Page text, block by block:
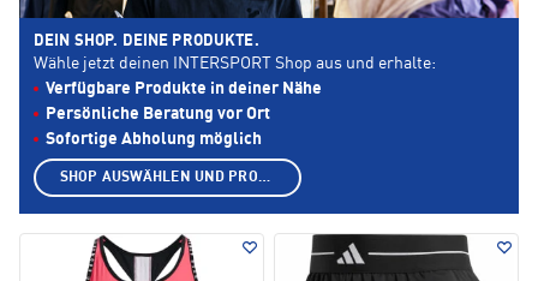
DEIN SHOP. DEINE PRODUKTE.
Wähle jetzt deinen INTERSPORT Shop aus und erhalte:
Verfügbare Produkte in deiner Nähe
Persönliche Beratung vor Ort
Sofortige Abholung möglich
SHOP AUSWÄHLEN UND PRODUKTE ANZEIGEN